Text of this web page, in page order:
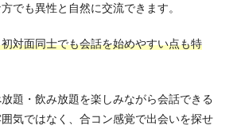
でも異性と自然に交流できます。
対面同士でも会話を始めやすい点も特
題・飲み放題を楽しみながら会話できる
気ではなく、合コン感覚で出会いを探せ